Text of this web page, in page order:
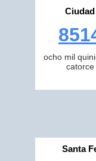
Ciudad
ocho mil
catorce
Santa